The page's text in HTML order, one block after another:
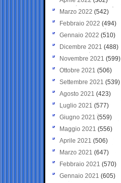
Marzo 2022 (542)
Febbraio 2022 (494)
Gennaio 2022 (510)
Dicembre 2021 (488)
Novembre 2021 (599)
Ottobre 2021 (506)
Settembre 2021 (539)
Agosto 2021 (423)
Luglio 2021 (577)
Giugno 2021(559)
Maggio 2021 (556)
Aprile 2021 (506)
Marzo 2021 (647)
Febbraio 2021 (570)
Gennaio 2021 (605)